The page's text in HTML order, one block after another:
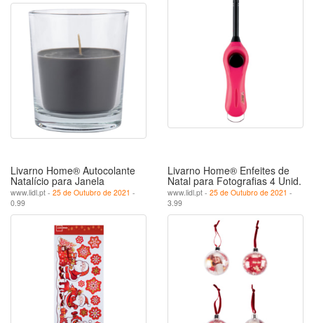
Livarno Home® Autocolante
Natalício para Janela
www.lidl.pt - 25 de Outubro de 2021 -
0.99
Livarno Home® Enfeites de
Natal para Fotografias 4 Unid.
www.lidl.pt - 25 de Outubro de 2021 -
3.99